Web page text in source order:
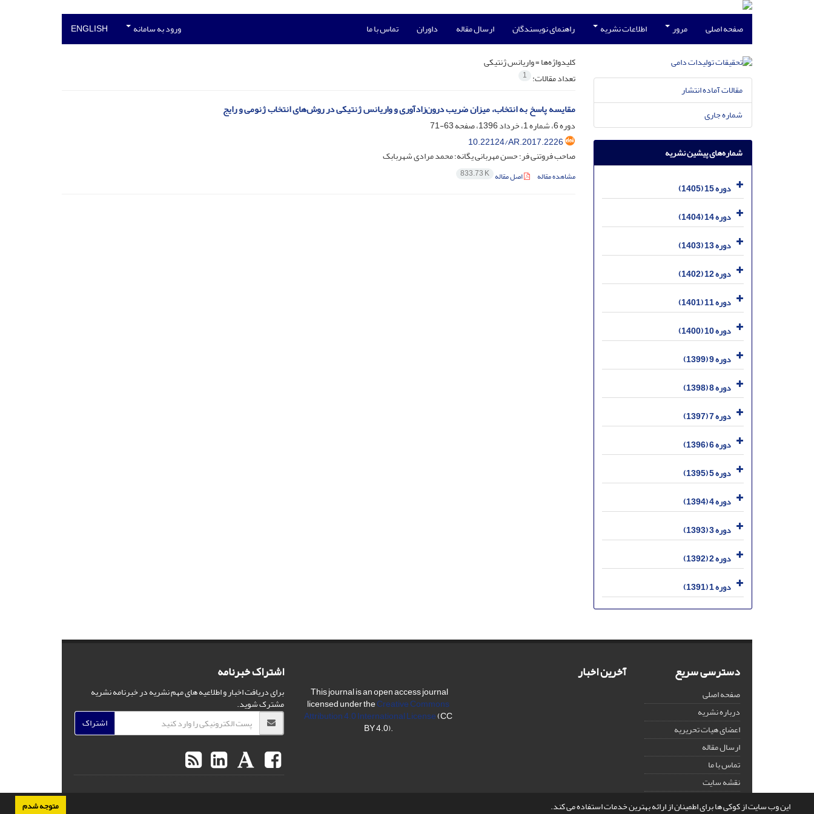
این وب سایت از کوکی ها برای اطمینان از ارائه بهترین خدمات استفاده می کند. متوجه شدم
صفحه اصلی مرور اطلاعات نشریه راهنمای نویسندگان ارسال مقاله داوران تماس با ما ورود به سامانه ENGLISH
کلیدواژه‌ها =واریانس ژنتیکی
تعداد مقالات: 1
مقایسه پاسخ به انتخاب، میزان ضریب درون‌زادآوری و واریانس ژنتیکی در روش‌های انتخاب ژنومی و رایج
دوره 6، شماره 1، خرداد 1396، صفحه
63-71
10.22124/AR.2017.2226
صاحب فروتنی فر؛ حسن مهربانی یگانه؛ محمد مرادی شهربابک
مشاهده مقاله اصل مقاله 833.73 K
مقالات آماده انتشار
شماره جاری
شماره‌های پیشین نشریه
دوره 15 (1405)
دوره 14 (1404)
دوره 13 (1403)
دوره 12 (1402)
دوره 11 (1401)
دوره 10 (1400)
دوره 9 (1399)
دوره 8 (1398)
دوره 7 (1397)
دوره 6 (1396)
دوره 5 (1395)
دوره 4 (1394)
دوره 3 (1393)
دوره 2 (1392)
دوره 1 (1391)
دسترسی سریع
صفحه اصلی
درباره نشریه
اعضای هیات تحریریه
ارسال مقاله
تماس با ما
نقشه سایت
آخرین اخبار
This journal is an open access journal
licensed under theCreative Commons
Attribution 4.0 International License(CC
BY 4.0).
اشتراک خبرنامه
برای دریافت اخبار و اطلاعیه های مهم نشریه در خبرنامه نشریه
مشترک شوید.
اشتراک